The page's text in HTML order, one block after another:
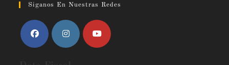
Siganos En Nuestras Redes